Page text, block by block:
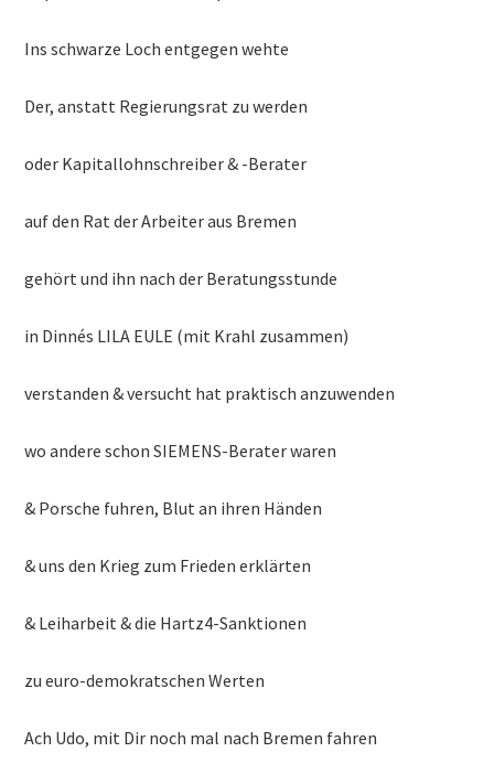
Ins schwarze Loch entgegen wehte
Der, anstatt Regierungsrat zu werden
oder Kapitallohnschreiber & -Berater
auf den Rat der Arbeiter aus Bremen
gehört und ihn nach der Beratungsstunde
in Dinnés LILA EULE (mit Krahl zusammen)
verstanden & versucht hat praktisch anzuwenden
wo andere schon SIEMENS-Berater waren
& Porsche fuhren, Blut an ihren Händen
& uns den Krieg zum Frieden erklärten
& Leiharbeit & die Hartz4-Sanktionen
zu euro-demokratschen Werten
Ach Udo, mit Dir noch mal nach Bremen fahren